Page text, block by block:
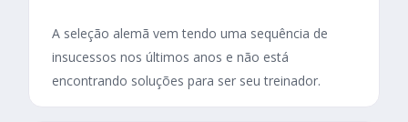
A seleção alemã vem tendo uma sequência de
insucessos nos últimos anos e não está
encontrando soluções para ser seu treinador.